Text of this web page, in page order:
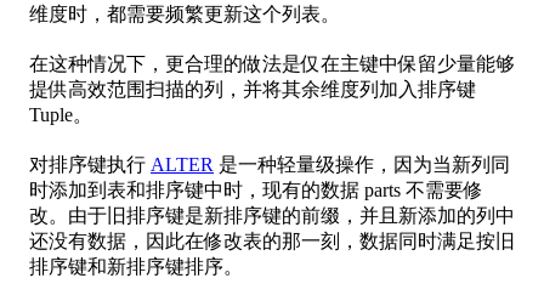
维度时，都需要频繁更新这个列表。
在这种情况下，更合理的做法是仅在主键中保留少量能够
提供高效范围扫描的列，并将其余维度列加入排序键
Tuple。
对排序键执行 ALTER 是一种轻量级操作，因为当新列同
时添加到表和排序键中时，现有的数据 parts 不需要修
改。由于旧排序键是新排序键的前缀，并且新添加的列中
还没有数据，因此在修改表的那一刻，数据同时满足按旧
排序键和新排序键排序。